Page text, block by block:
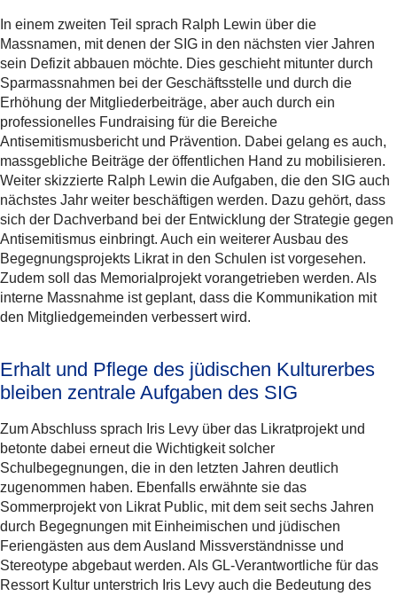
In einem zweiten Teil sprach Ralph Lewin über die
Massnamen, mit denen der SIG in den nächsten vier Jahren
sein Defizit abbauen möchte. Dies geschieht mitunter durch
Sparmassnahmen bei der Geschäftsstelle und durch die
Erhöhung der Mitgliederbeiträge, aber auch durch ein
professionelles Fundraising für die Bereiche
Antisemitismusbericht und Prävention. Dabei gelang es auch,
massgebliche Beiträge der öffentlichen Hand zu mobilisieren.
Weiter skizzierte Ralph Lewin die Aufgaben, die den SIG auch
nächstes Jahr weiter beschäftigen werden. Dazu gehört, dass
sich der Dachverband bei der Entwicklung der Strategie gegen
Antisemitismus einbringt. Auch ein weiterer Ausbau des
Begegnungsprojekts Likrat in den Schulen ist vorgesehen.
Zudem soll das Memorialprojekt vorangetrieben werden. Als
interne Massnahme ist geplant, dass die Kommunikation mit
den Mitgliedgemeinden verbessert wird.
Erhalt und Pflege des jüdischen Kulturerbes
bleiben zentrale Aufgaben des SIG
Zum Abschluss sprach Iris Levy über das Likratprojekt und
betonte dabei erneut die Wichtigkeit solcher
Schulbegegnungen, die in den letzten Jahren deutlich
zugenommen haben. Ebenfalls erwähnte sie das
Sommerprojekt von Likrat Public, mit dem seit sechs Jahren
durch Begegnungen mit Einheimischen und jüdischen
Feriengästen aus dem Ausland Missverständnisse und
Stereotype abgebaut werden. Als GL-Verantwortliche für das
Ressort Kultur unterstrich Iris Levy auch die Bedeutung des